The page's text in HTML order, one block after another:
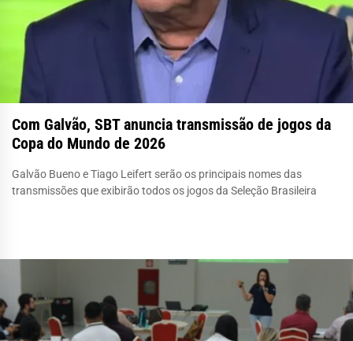
Com Galvão, SBT anuncia transmissão de jogos da
Copa do Mundo de 2026
Galvão Bueno e Tiago Leifert serão os principais nomes das
transmissões que exibirão todos os jogos da Seleção Brasileira